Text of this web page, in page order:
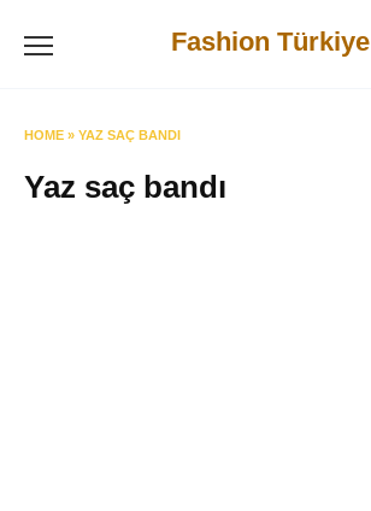
Fashion Türkiye
HOME » YAZ SAÇ BANDI
Yaz saç bandı